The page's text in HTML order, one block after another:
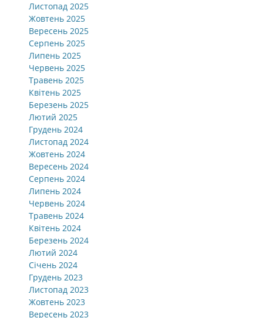
Листопад 2025
Жовтень 2025
Вересень 2025
Серпень 2025
Липень 2025
Червень 2025
Травень 2025
Квітень 2025
Березень 2025
Лютий 2025
Грудень 2024
Листопад 2024
Жовтень 2024
Вересень 2024
Серпень 2024
Липень 2024
Червень 2024
Травень 2024
Квітень 2024
Березень 2024
Лютий 2024
Січень 2024
Грудень 2023
Листопад 2023
Жовтень 2023
Вересень 2023